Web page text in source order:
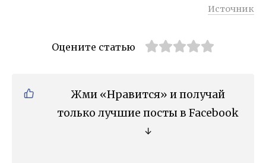
Источник
Оцените статью
Жми «Нравится» и получай
только лучшие посты в Facebook
↓